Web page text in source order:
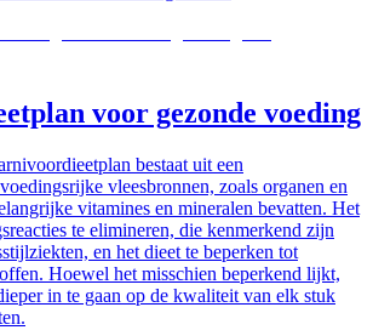
voor gezonde voeding
bestaat uit een
vleesbronnen, zoals organen en
vitamines en mineralen bevatten. Het
te elimineren, die kenmerkend zijn
en het dieet te beperken tot
Hoewel het misschien beperkend lijkt,
in te gaan op de kwaliteit van elk stuk